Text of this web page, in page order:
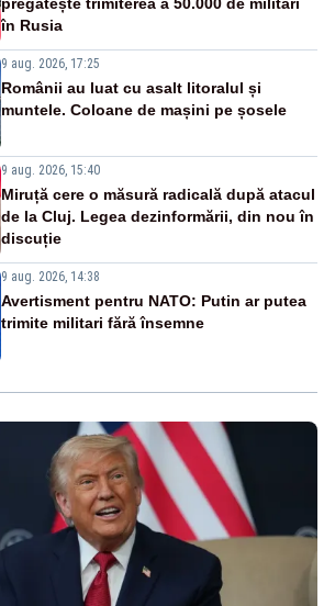
în Rusia
9 aug. 2026, 17:25
Românii au luat cu asalt litoralul și
muntele. Coloane de mașini pe șosele
9 aug. 2026, 15:40
Miruță cere o măsură radicală după atacul
de la Cluj. Legea dezinformării, din nou în
discuție
9 aug. 2026, 14:38
Avertisment pentru NATO: Putin ar putea
trimite militari fără însemne